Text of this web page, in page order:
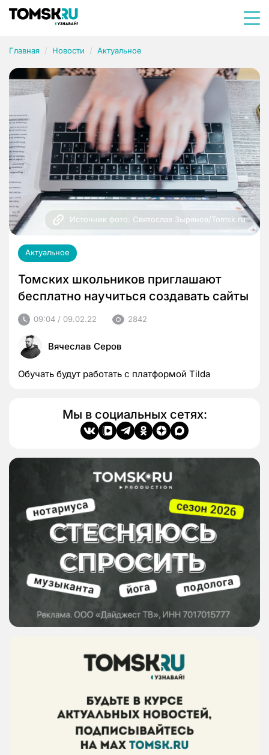
Главная Новости Актуальное
Источник фото: Святослав Зырянов/Tomsk.ru
Актуальное
Томских школьников приглашают
бесплатно научиться создавать сайты
09:04 / 09.02.22 2842
Вячеслав Серов
Обучать будут работать с платформой Tilda
Мы в социальных сетях: